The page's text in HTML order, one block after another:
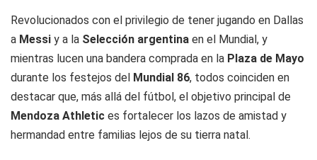
Revolucionados con el privilegio de tener jugando en Dallas
a Messi y a la Selección argentina en el Mundial, y
mientras lucen una bandera comprada en la Plaza de Mayo
durante los festejos del Mundial 86, todos coinciden en
destacar que, más allá del fútbol, el objetivo principal de
Mendoza Athletic es fortalecer los lazos de amistad y
hermandad entre familias lejos de su tierra natal.